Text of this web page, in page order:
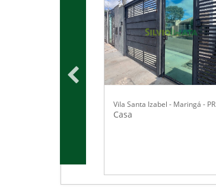
Vila Santa Izabel - Maringá - PR
Casa